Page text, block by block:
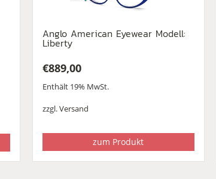
Anglo American Eyewear Modell:
Liberty
€889,00
Enthält 19% MwSt.
zzgl.Versand
zum Produkt